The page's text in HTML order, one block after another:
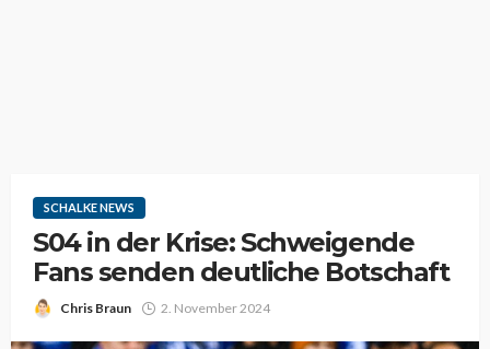
SCHALKE NEWS
S04 in der Krise: Schweigende
Fans senden deutliche Botschaft
Chris Braun 2. November 2024